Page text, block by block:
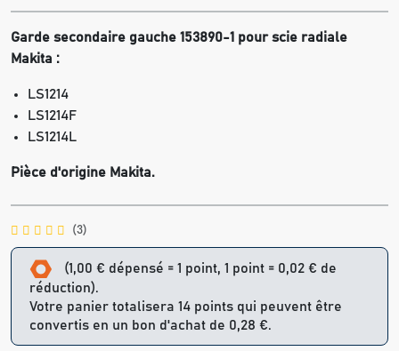
Garde secondaire gauche 153890-1 pour scie radiale
Makita :
LS1214
LS1214F
LS1214L
Pièce d'origine Makita.
(3)
(1,00 € dépensé = 1 point, 1 point = 0,02 € de
réduction).
Votre panier totalisera 14 points qui peuvent être
convertis en un bon d'achat de 0,28 €.